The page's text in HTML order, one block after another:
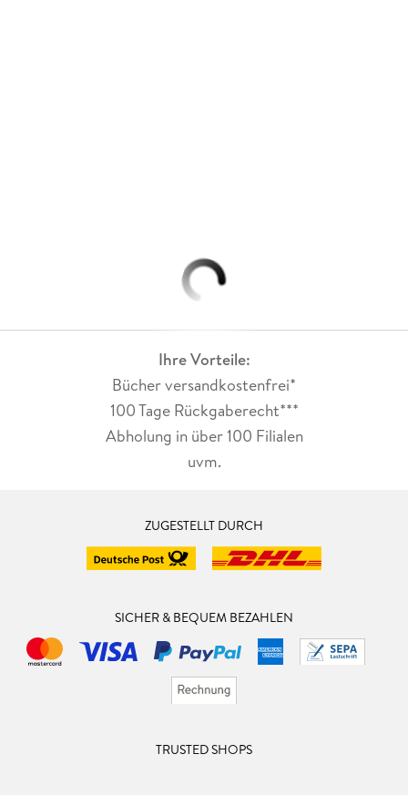
Ihre Vorteile:
Bücher versandkostenfrei*
100 Tage Rückgaberecht***
Abholung in über 100 Filialen
uvm.
ZUGESTELLT DURCH
SICHER & BEQUEM BEZAHLEN
TRUSTED SHOPS